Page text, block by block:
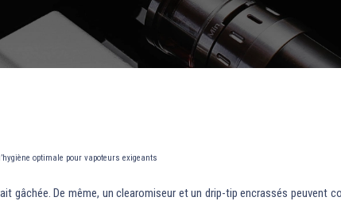
optimale pour vapoteurs exigeants
gâchée. De même, un clearomiseur et un drip-tip encrassés